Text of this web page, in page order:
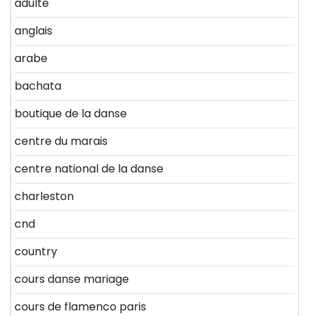
adulte
anglais
arabe
bachata
boutique de la danse
centre du marais
centre national de la danse
charleston
cnd
country
cours danse mariage
cours de flamenco paris